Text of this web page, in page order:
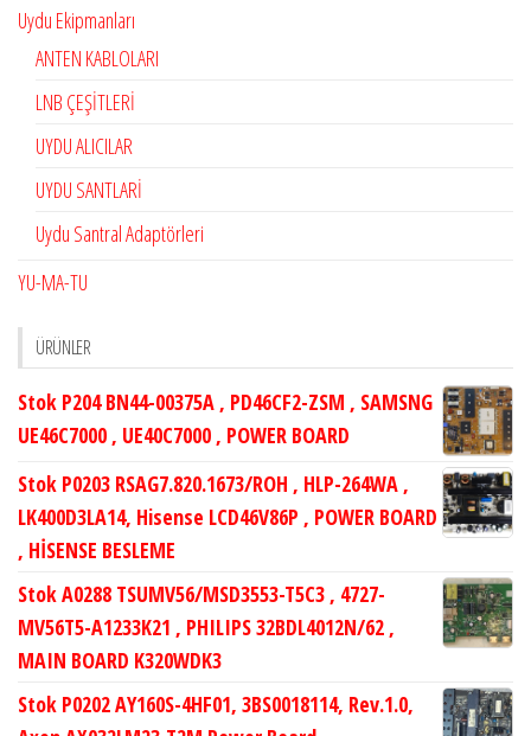
Uydu Ekipmanları
ANTEN KABLOLARI
LNB ÇEŞİTLERİ
UYDU ALICILAR
UYDU SANTLARİ
Uydu Santral Adaptörleri
YU-MA-TU
ÜRÜNLER
Stok P204 BN44-00375A , PD46CF2-ZSM , SAMSNG
UE46C7000 , UE40C7000 , POWER BOARD
Stok P0203 RSAG7.820.1673/ROH , HLP-264WA ,
LK400D3LA14, Hisense LCD46V86P , POWER BOARD
, HİSENSE BESLEME
Stok A0288 TSUMV56/MSD3553-T5C3 , 4727-
MV56T5-A1233K21 , PHILIPS 32BDL4012N/62 ,
MAIN BOARD K320WDK3
Stok P0202 AY160S-4HF01, 3BS0018114, Rev.1.0,